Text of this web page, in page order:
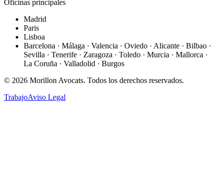
Oficinas principales
Madrid
Paris
Lisboa
Barcelona · Málaga · Valencia · Oviedo · Alicante · Bilbao ·
Sevilla · Tenerife · Zaragoza · Toledo · Murcia · Mallorca ·
La Coruña · Valladolid · Burgos
© 2026 Morillon Avocats. Todos los derechos reservados.
TrabajoAviso Legal